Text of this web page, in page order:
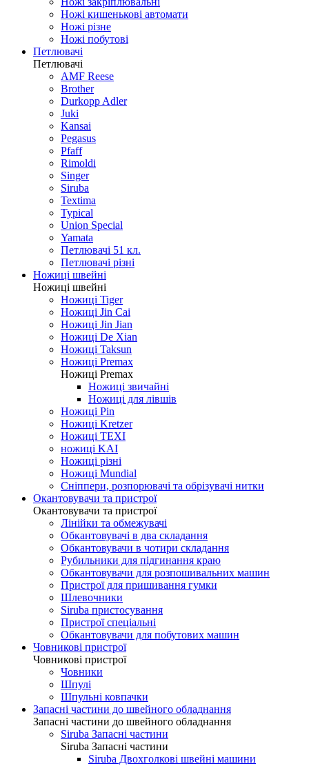
Ножі кишенькові автомати
Ножі різне
Ножі побутові
Петлювачі
Петлювачі
AMF Reese
Brother
Durkopp Adler
Juki
Kansai
Pegasus
Pfaff
Rimoldi
Singer
Siruba
Textima
Typical
Union Special
Yamata
Петлювачі 51 кл.
Петлювачі різні
Ножиці швейні
Ножиці швейні
Ножиці Tiger
Ножиці Jin Cai
Ножиці Jin Jian
Ножиці De Xian
Ножиці Taksun
Ножиці Premax
Ножиці Premax
Ножиці звичайні
Ножиці для лівшів
Ножиці Pin
Ножиці Kretzer
Ножиці TEXI
ножиці KAI
Ножиці різні
Ножиці Mundial
Сніппери, розпорювачі та обрізувачі нитки
Окантовувачи та пристрої
Окантовувачи та пристрої
Лінійки та обмежувачі
Обкантовувачі в два складання
Обкантовувачи в чотири складання
Рубильники для підгинання краю
Обкантовувачи для розпошивальних машин
Пристрої для пришивання гумки
Шлевочники
Siruba пристосування
Пристрої спеціальні
Обкантовувачи для побутових машин
Човникові пристрої
Човникові пристрої
Човники
Шпулі
Шпульні ковпачки
Запасні частини до швейного обладнання
Запасні частини до швейного обладнання
Siruba Запасні частини
Siruba Запасні частини
Siruba Двохголкові швейні машини